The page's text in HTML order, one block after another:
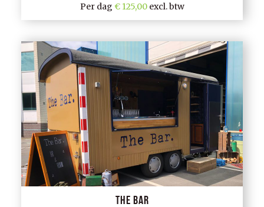
Per dag 125,00excl. btw
The Bar